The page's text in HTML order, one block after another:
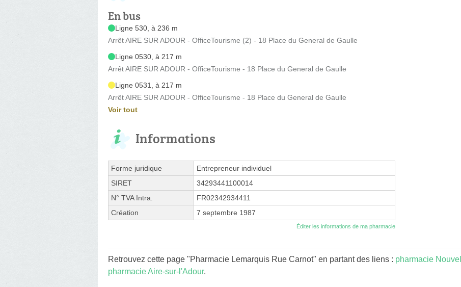
En bus
Ligne 530, à 236 m
Arrêt AIRE SUR ADOUR - OfficeTourisme (2) - 18 Place du General de Gaulle
Ligne 0530, à 217 m
Arrêt AIRE SUR ADOUR - OfficeTourisme - 18 Place du General de Gaulle
Ligne 0531, à 217 m
Arrêt AIRE SUR ADOUR - OfficeTourisme - 18 Place du General de Gaulle
Voir tout
Informations
Forme juridique
Entrepreneur individuel
SIRET
34293441100014
N° TVA Intra.
FR02342934411
Création
7 septembre 1987
Éditer les informations de ma pharmacie
Retrouvez cette page "Pharmacie Lemarquis Rue Carnot" en partant des liens : pharmacie
pharmacie Aire-sur-l'Adour.